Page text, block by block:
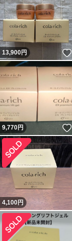
13,900円
9,770円
4,100円